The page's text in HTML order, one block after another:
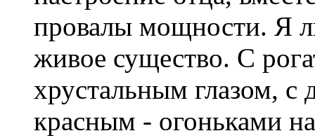
провалы мощности. Я
живое существо. С
хрустальным глазом,
красным - огоньками